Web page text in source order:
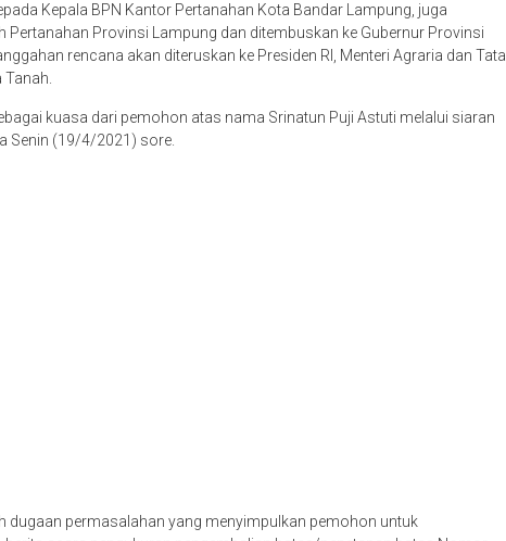
Kepala BPN Kantor Pertanahan Kota Bandar Lampung, juga
Pertanahan Provinsi Lampung dan ditembuskan ke Gubernur Provinsi
rencana akan diteruskan ke Presiden RI, Menteri Agraria dan Tata
kuasa dari pemohon atas nama Srinatun Puji Astuti melalui siaran
Senin (19/4/2021) sore.
dugaan permasalahan yang menyimpulkan pemohon untuk